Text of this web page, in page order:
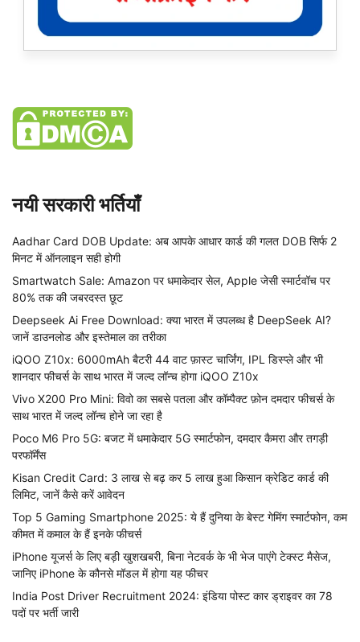
नयी सरकारी भर्तियाँ
Aadhar Card DOB Update: अब आपके आधार कार्ड की गलत DOB सिर्फ 2
मिनट में ऑनलाइन सही होगी
Smartwatch Sale: Amazon पर धमाकेदार सेल, Apple जेसी स्मार्टवॉच पर
80% तक की जबरदस्त छूट
Deepseek Ai Free Download: क्या भारत में उपलब्ध है DeepSeek AI?
जानें डाउनलोड और इस्तेमाल का तरीका
iQOO Z10x: 6000mAh बैटरी 44 वाट फ़ास्ट चार्जिंग, IPL डिस्प्ले और भी
शानदार फीचर्स के साथ भारत में जल्द लॉन्च होगा iQOO Z10x
Vivo X200 Pro Mini: विवो का सबसे पतला और कॉम्पैक्ट फ़ोन दमदार फीचर्स के
साथ भारत में जल्द लॉन्च होने जा रहा है
Poco M6 Pro 5G: बजट में धमाकेदार 5G स्मार्टफोन, दमदार कैमरा और तगड़ी
परफॉर्मेंस
Kisan Credit Card: 3 लाख से बढ़ कर 5 लाख हुआ किसान क्रेडिट कार्ड की
लिमिट, जानें कैसे करें आवेदन
Top 5 Gaming Smartphone 2025: ये हैं दुनिया के बेस्ट गेमिंग स्मार्टफोन, कम
कीमत में कमाल के हैं इनके फीचर्स
iPhone यूजर्स के लिए बड़ी खुशखबरी, बिना नेटवर्क के भी भेज पाएंगे टेक्स्ट मैसेज,
जानिए iPhone के कौनसे मॉडल में होगा यह फीचर
India Post Driver Recruitment 2024: इंडिया पोस्ट कार ड्राइवर का 78
पदों पर भर्ती जारी